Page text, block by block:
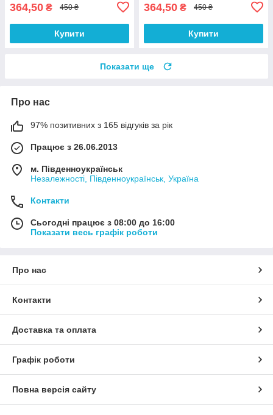
364,50 ₴ 450 ₴
Купити
364,50 ₴ 450 ₴
Купити
Показати ще
Про нас
97% позитивних з 165 відгуків за рік
Працює з 26.06.2013
м. Південноукраїнськ
Незалежності, Південноукраїнськ, Україна
Контакти
Сьогодні працює з 08:00 до 16:00
Показати весь графік роботи
Про нас
Контакти
Доставка та оплата
Графік роботи
Повна версія сайту